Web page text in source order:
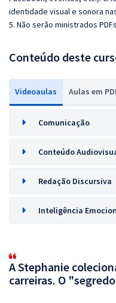
identidade visual e sonora
5. Não serão ministrados
Conteúdo deste
Videoaulas Aulas em
Comunicação
Conteúdo
Redação Discursiva
Inteligência
A Stephanie
carreiras. O